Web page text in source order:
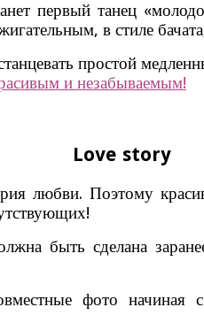
первый танец
в стиле
простой
и незабываемым!
Love story
любви. Поэтому
быть сделана
фото начиная